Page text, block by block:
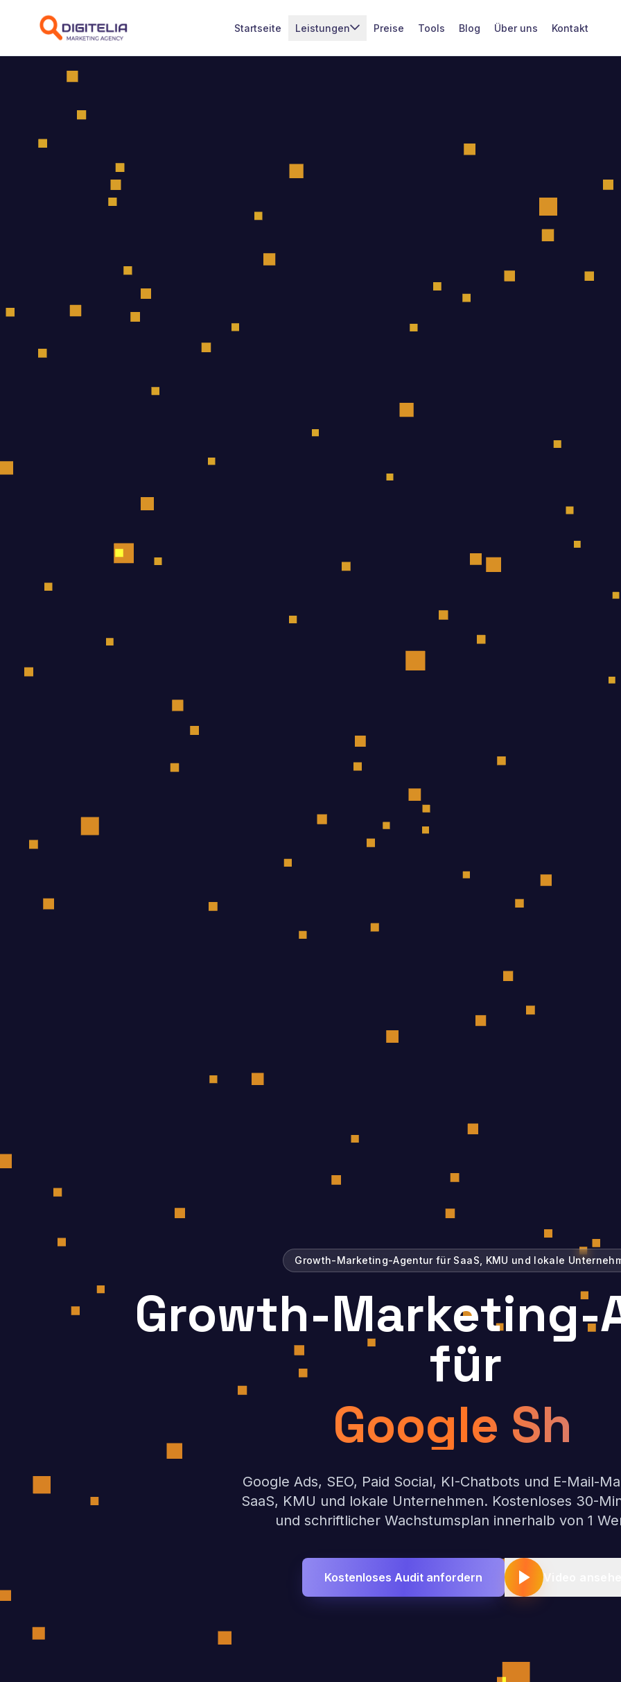
Startseite Leistungen Preise Tools Blog Über uns Kontakt
Growth-Marketing-Agentur für SaaS, KMU und lokale
Growth-Marketing-
für
Google Shopp
Google Ads, SEO, Paid Social, KI-Chatbots und E-Mail-
SaaS, KMU und lokale Unternehmen. Kostenloses 30-
und schriftlicher Wachstumsplan innerhalb von 1
Kostenloses Audit anfordern Video